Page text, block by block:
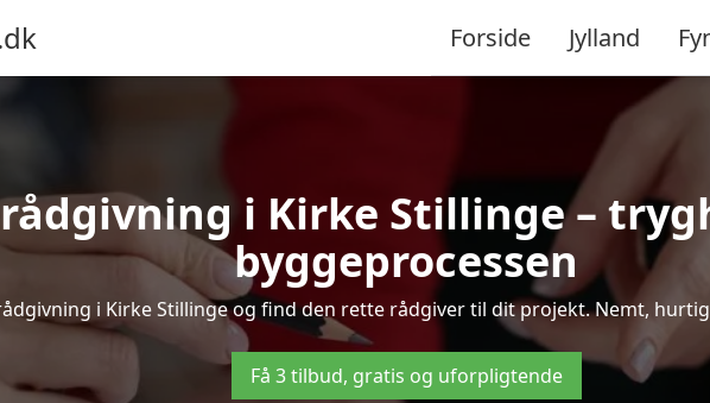
Forside Jylland
i Kirke Stillinge –
byggeprocessen
i Kirke Stillinge og find den rette rådgiver til dit projekt. Nemt,
Få 3 tilbud, gratis og uforpligtende